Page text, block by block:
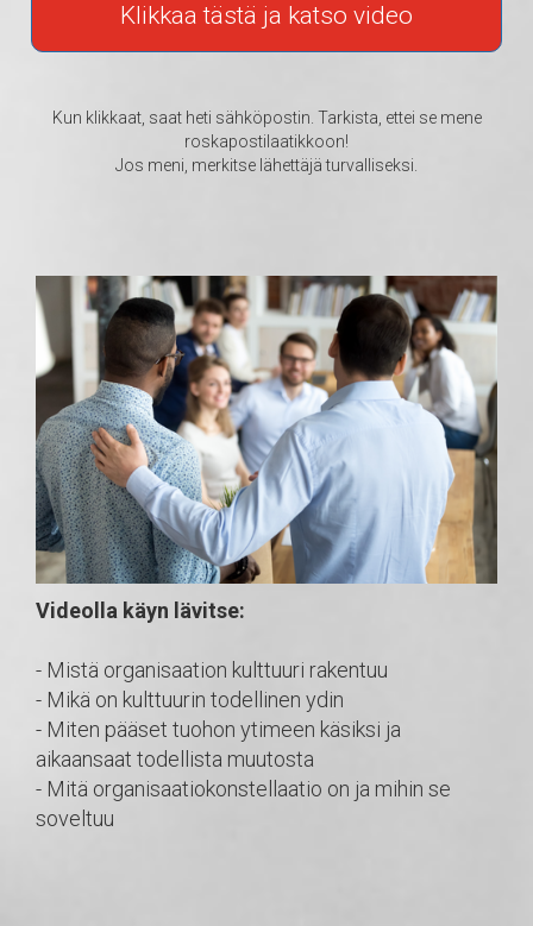
Klikkaa tästä ja katso video
Kun klikkaat, saat heti sähköpostin. Tarkista, ettei se mene
roskapostilaatikkoon!
Jos meni, merkitse lähettäjä turvalliseksi.
Videolla käyn lävitse:
- Mistä organisaation kulttuuri rakentuu
- Mikä on kulttuurin todellinen ydin
- Miten pääset tuohon ytimeen käsiksi ja
aikaansaat todellista muutosta
- Mitä organisaatiokonstellaatio on ja mihin se
soveltuu